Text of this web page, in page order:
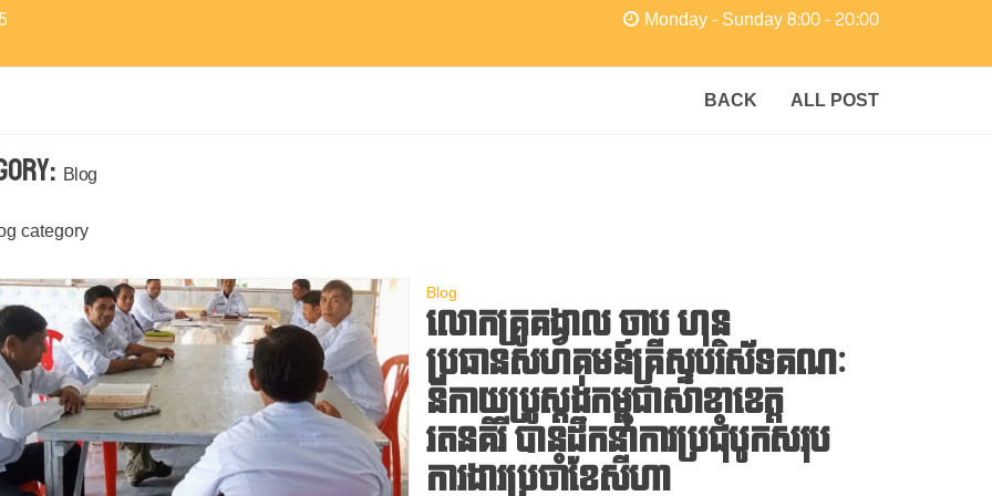
Monday - Sunday 8:00 - 20:00
BACK ALL POST
Blog
category
Blog
លោកគ្រូគង្វាល​ ចាប​ ហុន​
ប្រធានសហគមន៍គ្រីស្ទបរិស័ទគណៈ
និកាយប្រូស្តង់កម្ពុជា​សាខាខេត្ត
រតនគិរី​ បានដឹកនាំការប្រជុំបូកសរុប
ការងារប្រចាំខែ​សីហា